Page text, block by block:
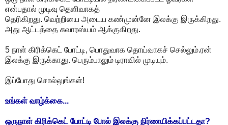
என்பதால் முடிவு தெளிவாகத்
தெரிகிறது. வெற்றியை அடைய கண்முன்னே இலக்கு இருக்கிறது.
அது ஆட்டத்தை சுவாரஸ்யம் ஆக்குகிறது.
5 நாள் கிரிக்கெட் போட்டி, பொதுவாக தொய்வாகச் செல்லும்.ரன்
இலக்கு இருக்காது. பெரும்பாலும் டிராவில் முடியும்.
இப்போது சொல்லுங்கள்!
உங்கள் வாழ்க்கை...
ஒருநாள் கிரிக்கெட் போட்டி போல் இலக்கு நிர்ணயிக்கப்பட்டதா?